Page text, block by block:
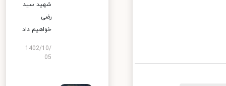
شهید سید
رضی
خواهیم داد
1402/10/
05